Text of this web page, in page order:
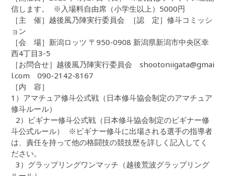
信します。 ※入場料自由席（小学生以上）5000円
［主 催］越後風乃陣実行委員会 ［認 定］修斗コミッシ
ョン
［会 場］新潟ロッツ 〒950-0908 新潟県新潟市中央区幸
西4丁目3-5
［お問合せ］越後風乃陣実行委員会 shootoniigata@gmai
l.com 090-2142-8167
［内 容］
1）アマチュア修斗公式戦（日本修斗協会制定のアマチュア
修斗ルール）
2）ビギナー修斗公式戦（日本修斗協会制定のビギナー修
斗公式ルール） ※ビギナー修斗に出場される選手の指導者
は、責任を持って他の格闘技の競技歴を詳しく記入してく
ださい。
3）グラップリングワンマッチ（越後荒波グラップリング